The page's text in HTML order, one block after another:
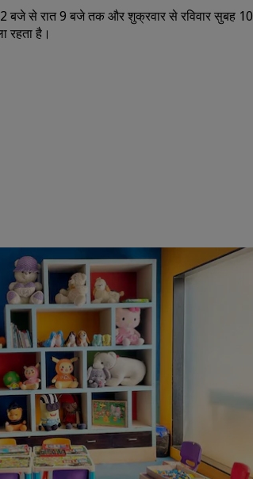
बजे से रात 9 बजे तक और शुक्रवार से रविवार सुबह 10
रहता है।